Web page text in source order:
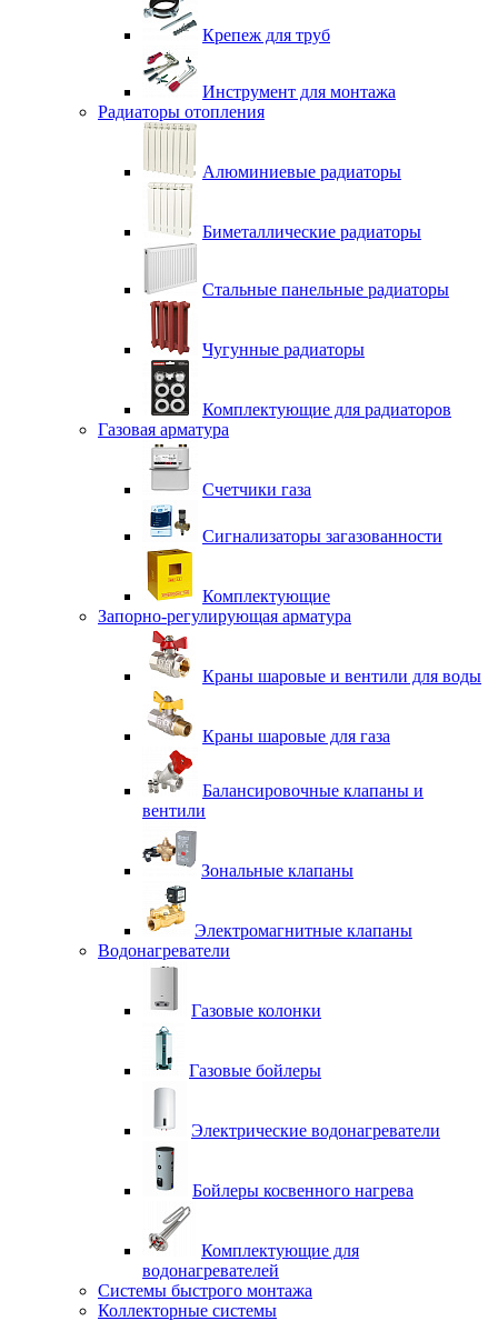
Крепеж для труб
Инструмент для монтажа
Радиаторы отопления
Алюминиевые радиаторы
Биметаллические радиаторы
Стальные панельные радиаторы
Чугунные радиаторы
Комплектующие для радиаторов
Газовая арматура
Счетчики газа
Сигнализаторы загазованности
Комплектующие
Запорно-регулирующая арматура
Краны шаровые и вентили для воды
Краны шаровые для газа
Балансировочные клапаны и
вентили
Зональные клапаны
Электромагнитные клапаны
Водонагреватели
Газовые колонки
Газовые бойлеры
Электрические водонагреватели
Бойлеры косвенного нагрева
Комплектующие для
водонагревателей
Системы быстрого монтажа
Коллекторные системы